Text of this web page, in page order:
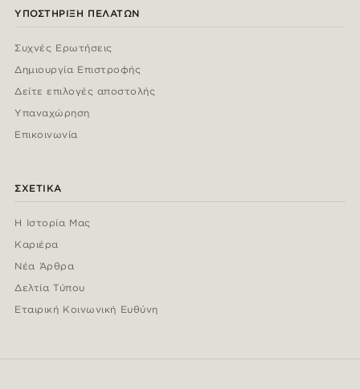
ΥΠΟΣΤΉΡΙΞΗ ΠΕΛΑΤΏΝ
Συχνές Ερωτήσεις
Δημιουργία Επιστροφής
Δείτε επιλογές αποστολής
Υπαναχώρηση
Επικοινωνία
ΣΧΕΤΙΚΆ
Η Ιστορία Μας
Καριέρα
Νέα Άρθρα
Δελτία Τύπου
Εταιρική Κοινωνική Ευθύνη